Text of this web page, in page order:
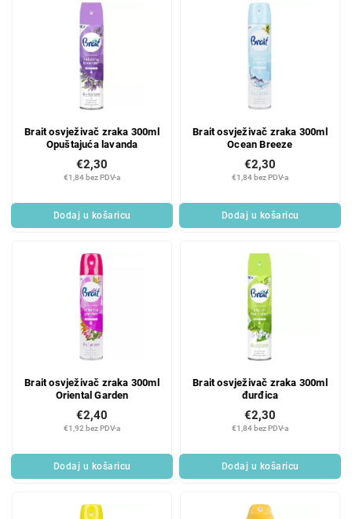
Brait osvježivač zraka 300ml
Opuštajuća lavanda
€1,84 bez PDV-a
€2,30
Dodaj u košaricu
Brait osvježivač zraka 300ml
Ocean Breeze
€1,84 bez PDV-a
€2,30
Dodaj u košaricu
Brait osvježivač zraka 300ml
Oriental Garden
€1,92 bez PDV-a
€2,40
Dodaj u košaricu
Brait osvježivač zraka 300ml
đurđica
€1,84 bez PDV-a
€2,30
Dodaj u košaricu